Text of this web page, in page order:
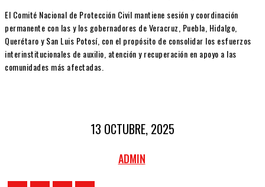
El Comité Nacional de Protección Civil mantiene sesión y coordinación
permanente con las y los gobernadores de Veracruz, Puebla, Hidalgo,
Querétaro y San Luis Potosí, con el propósito de consolidar los esfuerzos
interinstitucionales de auxilio, atención y recuperación en apoyo a las
comunidades más afectadas.
13 OCTUBRE, 2025
ADMIN